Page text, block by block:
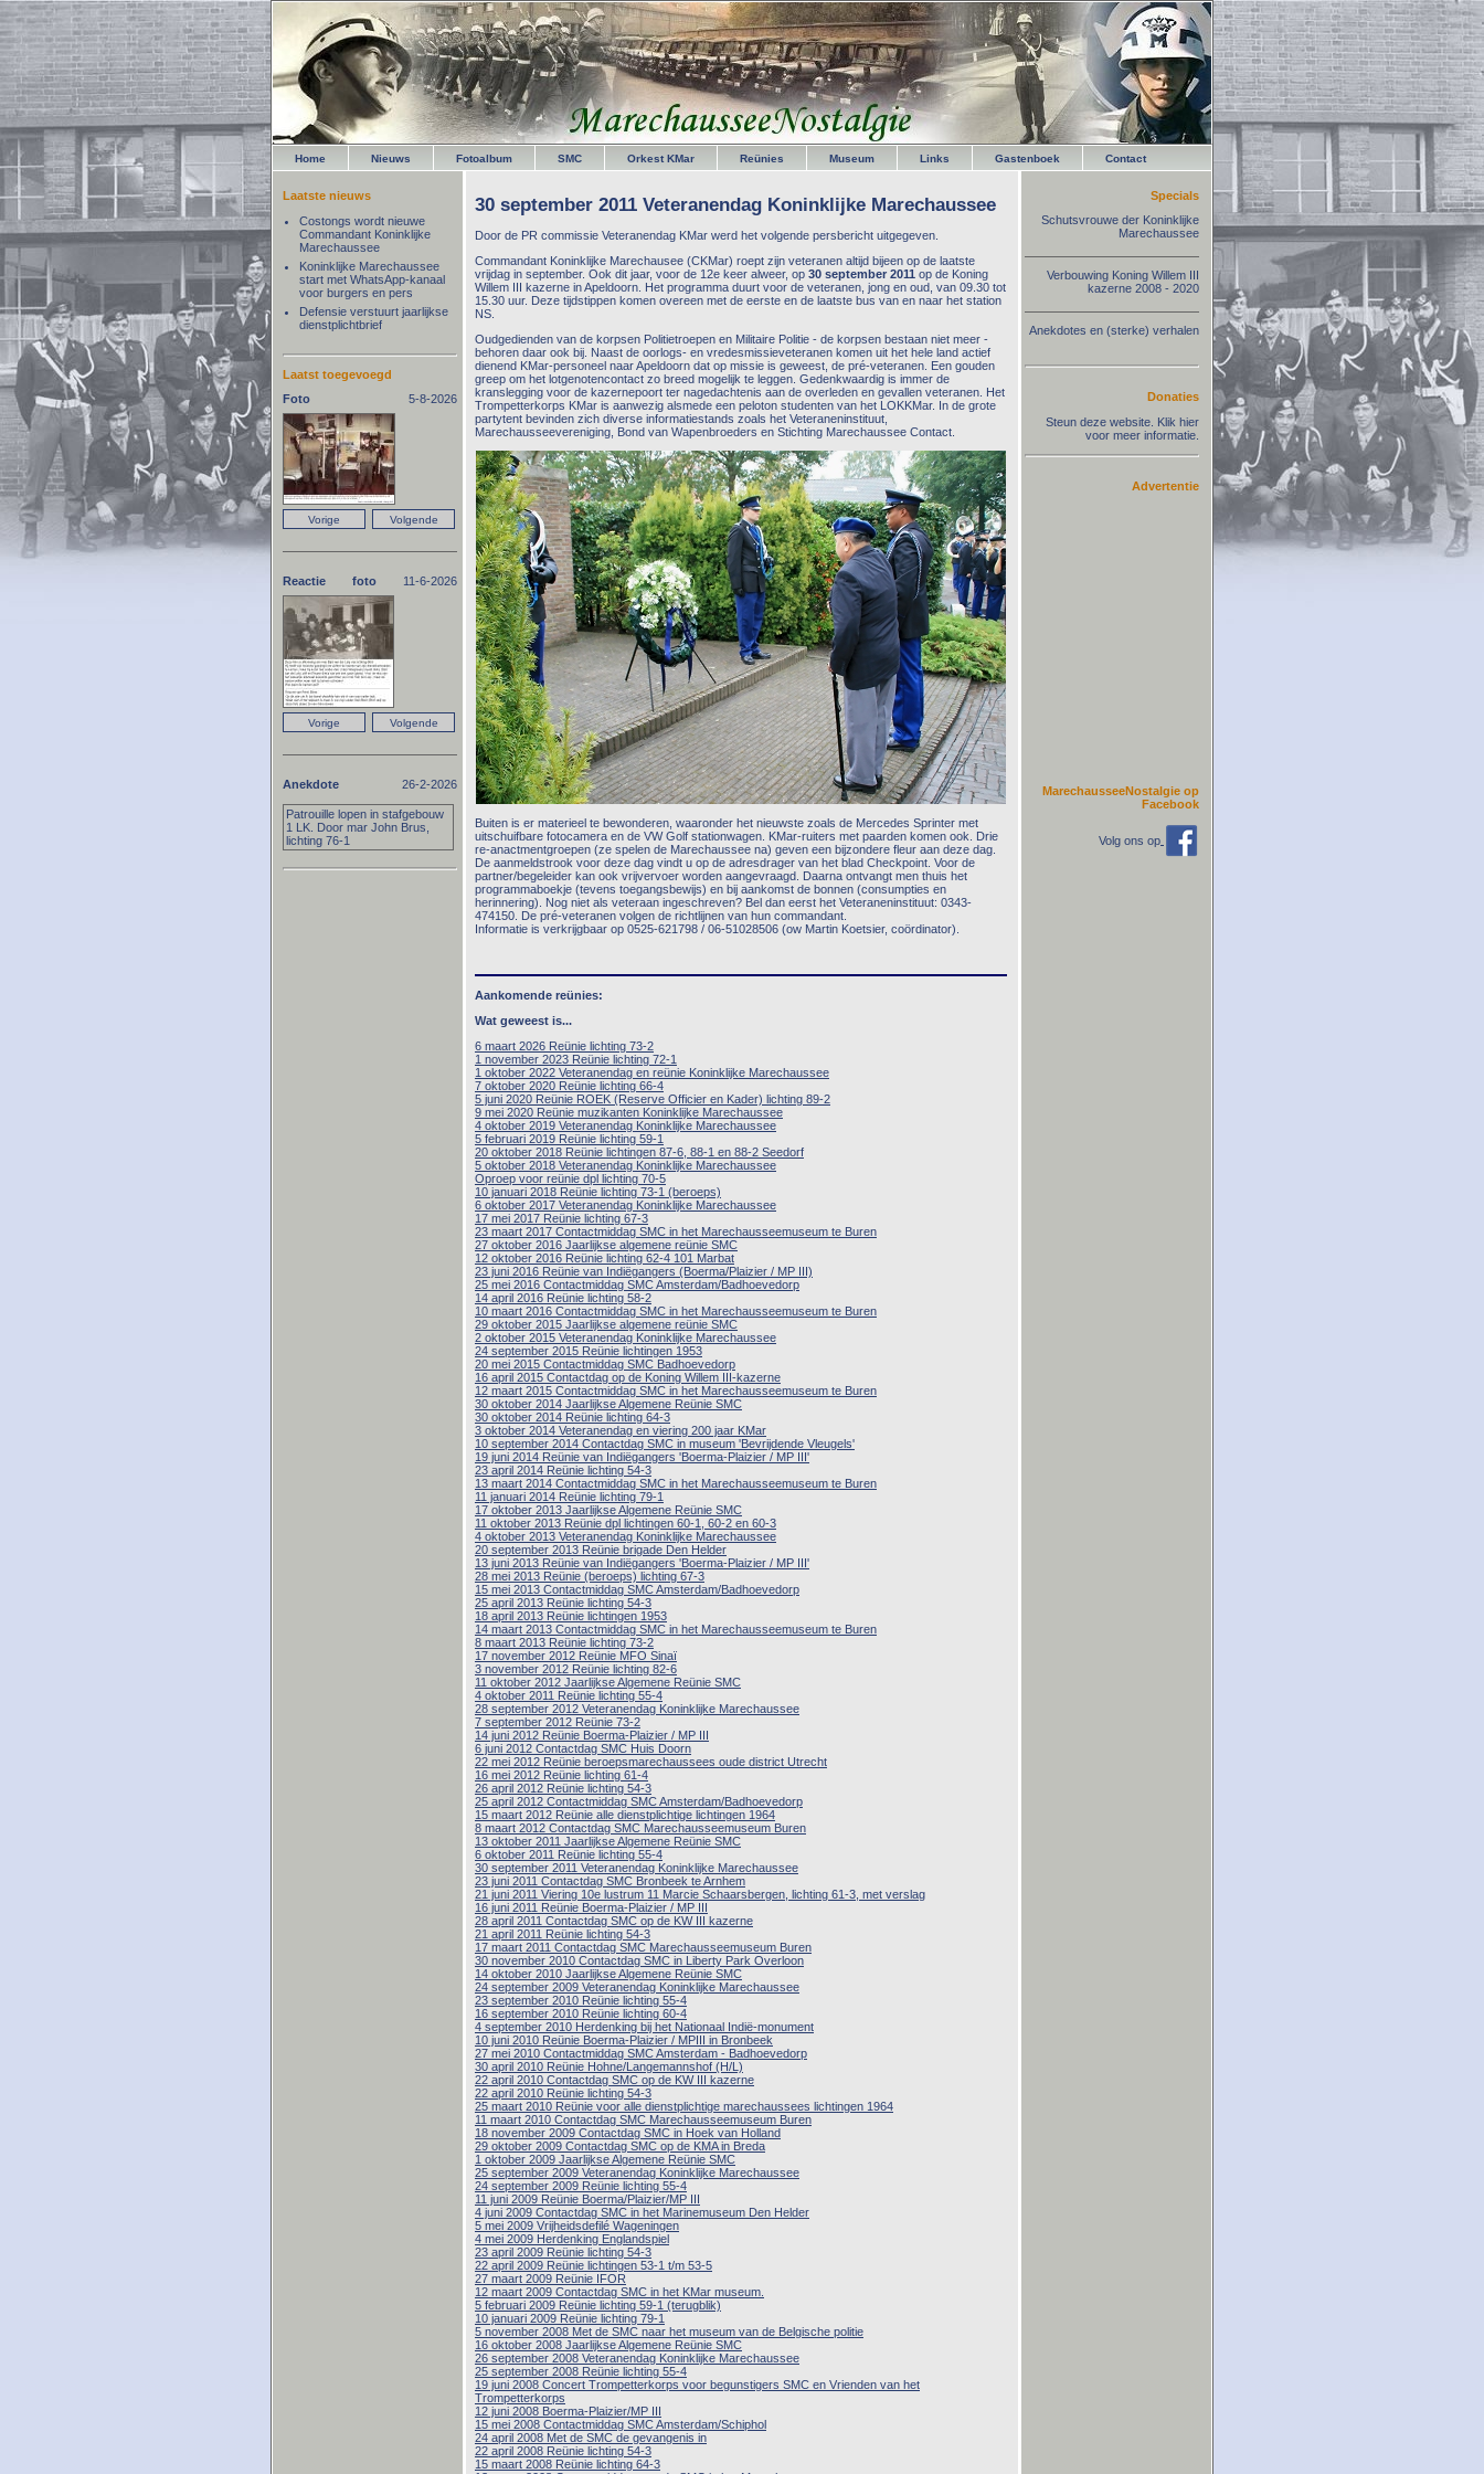
Home Nieuws Fotoalbum SMC Orkest KMar Reünies Museum Links Gastenboek Contact
30 september 2011 Veteranendag Koninklijke Marechaussee
Door de PR commissie Veteranendag KMar werd het volgende persbericht uitgegeven.
Commandant Koninklijke Marechausee (CKMar) roept zijn veteranen altijd bijeen op de laatste
vrijdag in september. Ook dit jaar, voor de 12e keer alweer, op 30 september 2011 op de Koning
Willem III kazerne in Apeldoorn. Het programma duurt voor de veteranen, jong en oud, van 09.30 tot
15.30 uur. Deze tijdstippen komen overeen met de eerste en de laatste bus van en naar het station
NS.
Oudgedienden van de korpsen Politietroepen en Militaire Politie - de korpsen bestaan niet meer -
behoren daar ook bij. Naast de oorlogs- en vredesmissieveteranen komen uit het hele land actief
dienend KMar-personeel naar Apeldoorn dat op missie is geweest, de pré-veteranen. Een gouden
greep om het lotgenotencontact zo breed mogelijk te leggen. Gedenkwaardig is immer de
kranslegging voor de kazernepoort ter nagedachtenis aan de overleden en gevallen veteranen. Het
Trompetterkorps KMar is aanwezig alsmede een peloton studenten van het LOKKMar. In de grote
partytent bevinden zich diverse informatiestands zoals het Veteraneninstituut,
Marechausseevereniging, Bond van Wapenbroeders en Stichting Marechaussee Contact.
Buiten is er materieel te bewonderen, waaronder het nieuwste zoals de Mercedes Sprinter met
uitschuifbare fotocamera en de VW Golf stationwagen. KMar-ruiters met paarden komen ook. Drie
re-anactmentgroepen (ze spelen de Marechaussee na) geven een bijzondere fleur aan deze dag.
De aanmeldstrook voor deze dag vindt u op de adresdrager van het blad Checkpoint. Voor de
partner/begeleider kan ook vrijvervoer worden aangevraagd. Daarna ontvangt men thuis het
programmaboekje (tevens toegangsbewijs) en bij aankomst de bonnen (consumpties en
herinnering). Nog niet als veteraan ingeschreven? Bel dan eerst het Veteraneninstituut: 0343-
474150. De pré-veteranen volgen de richtlijnen van hun commandant.
Informatie is verkrijgbaar op 0525-621798 / 06-51028506 (ow Martin Koetsier, coördinator).
Aankomende reünies:
Wat geweest is...
6 maart 2026 Reünie lichting 73-2
1 november 2023 Reünie lichting 72-1
1 oktober 2022 Veteranendag en reünie Koninklijke Marechaussee
7 oktober 2020 Reünie lichting 66-4
5 juni 2020 Reünie ROEK (Reserve Officier en Kader) lichting 89-2
9 mei 2020 Reünie muzikanten Koninklijke Marechaussee
4 oktober 2019 Veteranendag Koninklijke Marechaussee
5 februari 2019 Reünie lichting 59-1
20 oktober 2018 Reünie lichtingen 87-6, 88-1 en 88-2 Seedorf
5 oktober 2018 Veteranendag Koninklijke Marechaussee
Oproep voor reünie dpl lichting 70-5
10 januari 2018 Reünie lichting 73-1 (beroeps)
6 oktober 2017 Veteranendag Koninklijke Marechaussee
17 mei 2017 Reünie lichting 67-3
23 maart 2017 Contactmiddag SMC in het Marechausseemuseum te Buren
27 oktober 2016 Jaarlijkse algemene reünie SMC
12 oktober 2016 Reünie lichting 62-4 101 Marbat
23 juni 2016 Reünie van Indiëgangers (Boerma/Plaizier / MP III)
25 mei 2016 Contactmiddag SMC Amsterdam/Badhoevedorp
14 april 2016 Reünie lichting 58-2
10 maart 2016 Contactmiddag SMC in het Marechausseemuseum te Buren
29 oktober 2015 Jaarlijkse algemene reünie SMC
2 oktober 2015 Veteranendag Koninklijke Marechaussee
24 september 2015 Reünie lichtingen 1953
20 mei 2015 Contactmiddag SMC Badhoevedorp
16 april 2015 Contactdag op de Koning Willem III-kazerne
12 maart 2015 Contactmiddag SMC in het Marechausseemuseum te Buren
30 oktober 2014 Jaarlijkse Algemene Reünie SMC
30 oktober 2014 Reünie lichting 64-3
3 oktober 2014 Veteranendag en viering 200 jaar KMar
10 september 2014 Contactdag SMC in museum 'Bevrijdende Vleugels'
19 juni 2014 Reünie van Indiëgangers 'Boerma-Plaizier / MP III'
23 april 2014 Reünie lichting 54-3
13 maart 2014 Contactmiddag SMC in het Marechausseemuseum te Buren
11 januari 2014 Reünie lichting 79-1
17 oktober 2013 Jaarlijkse Algemene Reünie SMC
11 oktober 2013 Reünie dpl lichtingen 60-1, 60-2 en 60-3
4 oktober 2013 Veteranendag Koninklijke Marechaussee
20 september 2013 Reünie brigade Den Helder
13 juni 2013 Reünie van Indiëgangers 'Boerma-Plaizier / MP III'
28 mei 2013 Reünie (beroeps) lichting 67-3
15 mei 2013 Contactmiddag SMC Amsterdam/Badhoevedorp
25 april 2013 Reünie lichting 54-3
18 april 2013 Reünie lichtingen 1953
14 maart 2013 Contactmiddag SMC in het Marechausseemuseum te Buren
8 maart 2013 Reünie lichting 73-2
17 november 2012 Reünie MFO Sinaï
3 november 2012 Reünie lichting 82-6
11 oktober 2012 Jaarlijkse Algemene Reünie SMC
4 oktober 2011 Reünie lichting 55-4
28 september 2012 Veteranendag Koninklijke Marechaussee
7 september 2012 Reünie 73-2
14 juni 2012 Reünie Boerma-Plaizier / MP III
6 juni 2012 Contactdag SMC Huis Doorn
22 mei 2012 Reünie beroepsmarechaussees oude district Utrecht
16 mei 2012 Reünie lichting 61-4
26 april 2012 Reünie lichting 54-3
25 april 2012 Contactmiddag SMC Amsterdam/Badhoevedorp
15 maart 2012 Reünie alle dienstplichtige lichtingen 1964
8 maart 2012 Contactdag SMC Marechausseemuseum Buren
13 oktober 2011 Jaarlijkse Algemene Reünie SMC
6 oktober 2011 Reünie lichting 55-4
30 september 2011 Veteranendag Koninklijke Marechaussee
23 juni 2011 Contactdag SMC Bronbeek te Arnhem
21 juni 2011 Viering 10e lustrum 11 Marcie Schaarsbergen, lichting 61-3, met verslag
16 juni 2011 Reünie Boerma-Plaizier / MP III
28 april 2011 Contactdag SMC op de KW III kazerne
21 april 2011 Reünie lichting 54-3
17 maart 2011 Contactdag SMC Marechausseemuseum Buren
30 november 2010 Contactdag SMC in Liberty Park Overloon
14 oktober 2010 Jaarlijkse Algemene Reünie SMC
24 september 2009 Veteranendag Koninklijke Marechaussee
23 september 2010 Reünie lichting 55-4
16 september 2010 Reünie lichting 60-4
4 september 2010 Herdenking bij het Nationaal Indië-monument
10 juni 2010 Reünie Boerma-Plaizier / MPIII in Bronbeek
27 mei 2010 Contactmiddag SMC Amsterdam - Badhoevedorp
30 april 2010 Reünie Hohne/Langemannshof (H/L)
22 april 2010 Contactdag SMC op de KW III kazerne
22 april 2010 Reünie lichting 54-3
25 maart 2010 Reünie voor alle dienstplichtige marechaussees lichtingen 1964
11 maart 2010 Contactdag SMC Marechausseemuseum Buren
18 november 2009 Contactdag SMC in Hoek van Holland
29 oktober 2009 Contactdag SMC op de KMA in Breda
1 oktober 2009 Jaarlijkse Algemene Reünie SMC
25 september 2009 Veteranendag Koninklijke Marechaussee
24 september 2009 Reünie lichting 55-4
11 juni 2009 Reünie Boerma/Plaizier/MP III
4 juni 2009 Contactdag SMC in het Marinemuseum Den Helder
5 mei 2009 Vrijheidsdefilé Wageningen
4 mei 2009 Herdenking Englandspiel
23 april 2009 Reünie lichting 54-3
22 april 2009 Reünie lichtingen 53-1 t/m 53-5
27 maart 2009 Reünie IFOR
12 maart 2009 Contactdag SMC in het KMar museum.
5 februari 2009 Reünie lichting 59-1 (terugblik)
10 januari 2009 Reünie lichting 79-1
5 november 2008 Met de SMC naar het museum van de Belgische politie
16 oktober 2008 Jaarlijkse Algemene Reünie SMC
26 september 2008 Veteranendag Koninklijke Marechaussee
25 september 2008 Reünie lichting 55-4
19 juni 2008 Concert Trompetterkorps voor begunstigers SMC en Vrienden van het
Trompetterkorps
12 juni 2008 Boerma-Plaizier/MP III
15 mei 2008 Contactmiddag SMC Amsterdam/Schiphol
24 april 2008 Met de SMC de gevangenis in
22 april 2008 Reünie lichting 54-3
15 maart 2008 Reünie lichting 64-3
Laatste nieuws
Costongs wordt nieuwe
Commandant Koninklijke
Marechaussee
Koninklijke Marechaussee
start met WhatsApp-kanaal
voor burgers en pers
Defensie verstuurt jaarlijkse
dienstplichtbrief
Laatst toegevoegd
Foto
5-8-2026
Reactie foto 11-6-2026
Anekdote 26-2-2026
Patrouille lopen in stafgebouw
1 LK. Door mar John Brus,
lichting 76-1
Specials
Schutsvrouwe der Koninklijke
Marechaussee
Verbouwing Koning Willem III
kazerne 2008 - 2020
Anekdotes en (sterke) verhalen
Donaties
Steun deze website. Klik hier
voor meer informatie.
Advertentie
MarechausseeNostalgie op
Facebook
Volg ons op